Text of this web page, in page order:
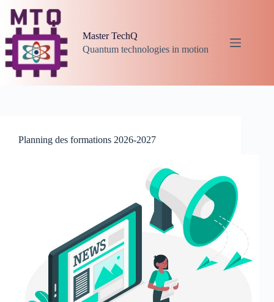
contenu
Master TechQ
Quantum technologies in motion
Planning des formations 2026-2027